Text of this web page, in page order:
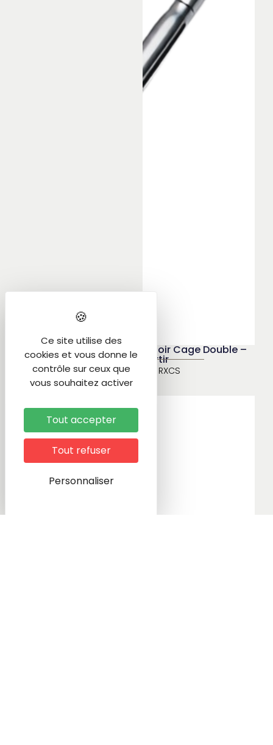
Ridoir Cage Double –
Sertir
RXCS
Ce site utilise des
cookies et vous donne le
contrôle sur ceux que
vous souhaitez activer
Tout accepter
Tout refuser
Personnaliser